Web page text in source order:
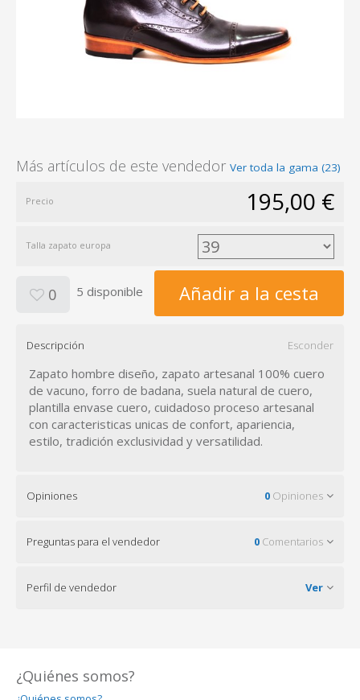
Más artículos de este vendedor Ver toda la gama (23)
Precio 195,00 €
Talla zapato europa
0 5 disponible Añadir a la cesta
Descripción Esconder
Zapato hombre diseño, zapato artesanal 100% cuero
de vacuno, forro de badana, suela natural de cuero,
plantilla envase cuero, cuidadoso proceso artesanal
con caracteristicas unicas de confort, apariencia,
estilo, tradición exclusividad y versatilidad.
Opiniones 0 Opiniones
Preguntas para el vendedor 0 Comentarios
Perfil de vendedor Ver
¿Quiénes somos?